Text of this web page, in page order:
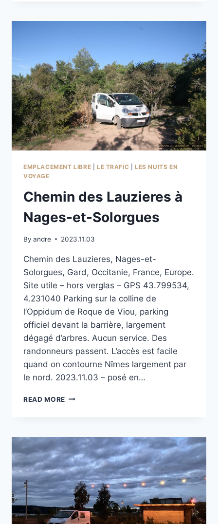
ROCHE
EMPLACEMENT LIBRE LE TRAFIC |LES NUITS EN
VOYAGE
Chemin des Lauzieres à
Nages-et-Solorgues
By andre 2023.11.03
Chemin des Lauzieres, Nages-et-
Solorgues, Gard, Occitanie, France, Europe.
Site utile – hors verglas – GPS 43.799534,
4.231040 Parking sur la colline de
l’Oppidum de Roque de Viou, parking
officiel devant la barrière, largement
dégagé d’arbres. Aucun service. Des
randonneurs passent. L’accès est facile
quand on contourne Nîmes largement par
le nord. 2023.11.03 – posé en…
READ MORE CHEMIN
NAGES-
ET-
SOLORGUES